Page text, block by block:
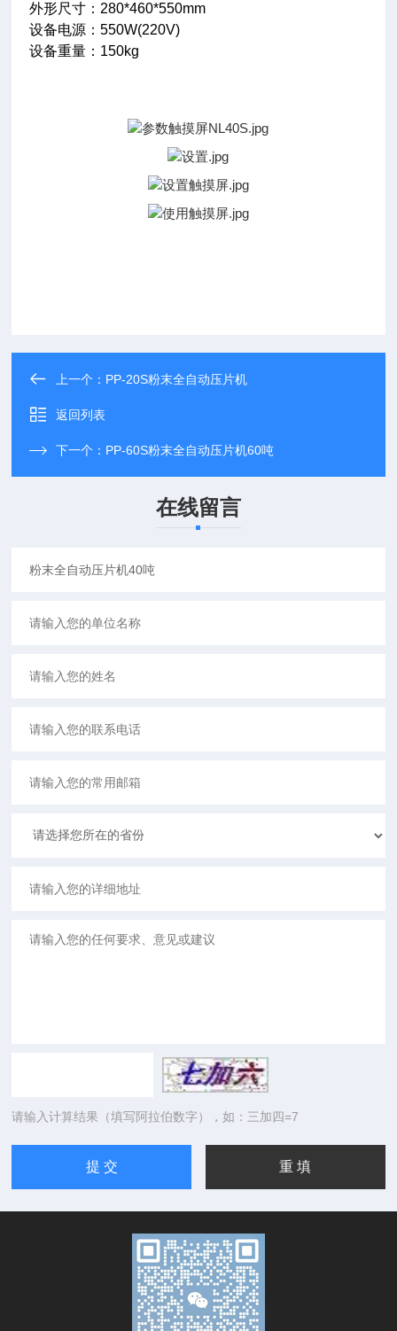
外形尺寸：280*460*550mm
设备电源：550W(220V)
设备重量：150kg
上一个： PP-20S粉末全自动压片机
返回列表
下一个： PP-60S粉末全自动压片机60吨
在线留言
请输入计算结果（填写阿拉伯数字），如：三加四=7